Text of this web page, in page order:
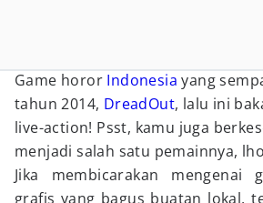
Game horor Indonesia yang
tahun 2014, DreadOut, lalu ini
live-action! Psst, kamu juga
menjadi salah satu pemainnya,
Jika membicarakan mengenai
grafis yang bagus buatan lokal,